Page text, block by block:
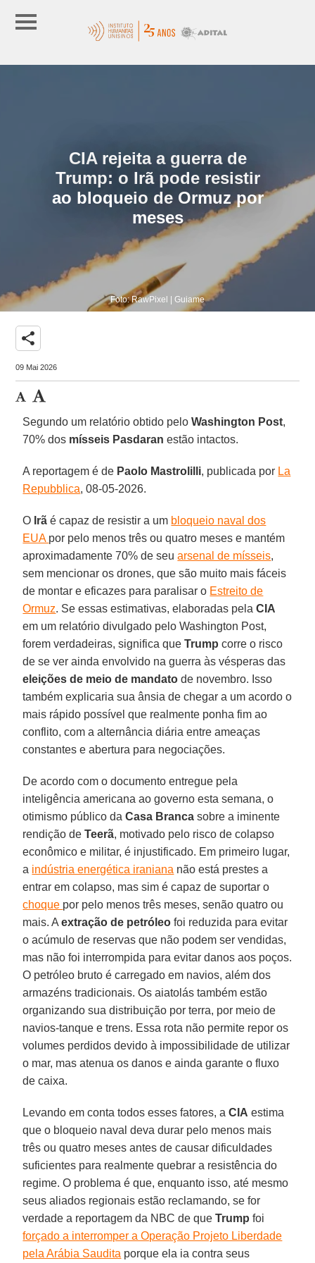
CIA rejeita a guerra de
Trump: o Irã pode resistir
ao bloqueio de Ormuz por
meses
Foto: RawPixel | Guiame
share
09 Mai 2026
Segundo um relatório obtido peloWashington Post,
70% dos mísseis Pasdaran estão intactos.
A reportagem é de Paolo Mastrolilli, publicada por La
Repubblica, 08-05-2026.
O Irã é capaz de resistir a um bloqueio naval dos
EUA por pelo menos três ou quatro meses e mantém
aproximadamente 70% de seuarsenal de mísseis,
sem mencionar os drones, que são muito mais fáceis
de montar e eficazes para paralisar o Estreito de
Ormuz. Se essas estimativas, elaboradas pelaCIA
em um relatório divulgado pelo Washington Post,
forem verdadeiras, significa queTrump corre o risco
de se ver ainda envolvido na guerra às vésperas das
eleições de meio de mandato de novembro. Isso
também explicaria sua ânsia de chegar a um acordo o
mais rápido possível que realmente ponha fim ao
conflito, com a alternância diária entre ameaças
constantes e abertura para negociações.
De acordo com o documento entregue pela
inteligência americana ao governo esta semana, o
otimismo público da Casa Branca sobre a iminente
rendição deTeerã, motivado pelo risco de colapso
econômico e militar, é injustificado. Em primeiro lugar,
a indústria energética iraniana não está prestes a
entrar em colapso, mas sim é capaz de suportar o
choque por pelo menos três meses, senão quatro ou
mais. Aextração de petróleo foi reduzida para evitar
o acúmulo de reservas que não podem ser vendidas,
mas não foi interrompida para evitar danos aos poços.
O petróleo bruto é carregado em navios, além dos
armazéns tradicionais. Os aiatolás também estão
organizando sua distribuição por terra, por meio de
navios-tanque e trens. Essa rota não permite repor os
volumes perdidos devido à impossibilidade de utilizar
o mar, mas atenua os danos e ainda garante o fluxo
de caixa.
Levando em conta todos esses fatores, aCIA estima
que o bloqueio naval deva durar pelo menos mais
três ou quatro meses antes de causar dificuldades
suficientes para realmente quebrar a resistência do
regime. O problema é que, enquanto isso, até mesmo
seus aliados regionais estão reclamando, se for
verdade a reportagem da NBC de queTrump foi
forçado a interromper a Operação Projeto Liberdade
pela Arábia Saudita porque ela ia contra seus